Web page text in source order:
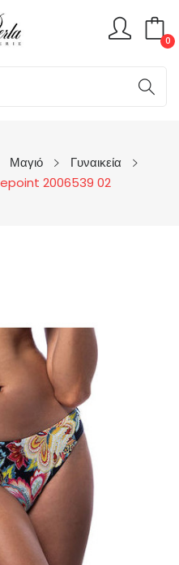
0
Μαγιό
Γυναικεία
2006539 02